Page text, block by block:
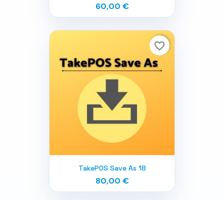
60,00 €
TakePOS Save As 18
80,00 €
favorite_border